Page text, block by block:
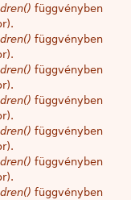
függvényben
függvényben
függvényben
függvényben
függvényben
függvényben
függvényben